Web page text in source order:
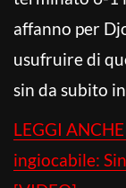
affanno per
usufruire di
sin da subito
LEGGI
ingiocabile: